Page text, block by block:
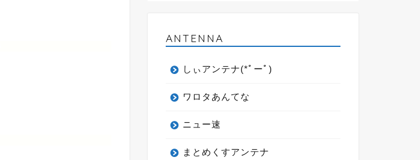
ANTENNA
しぃアンテナ(*ﾟーﾟ)
ワロタあんてな
ニュー速
まとめくすアンテナ